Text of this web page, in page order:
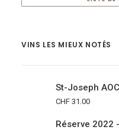
VINS LES MIEUX NOTÉS
St-Joseph
CHF 31.00
Réserve 2022